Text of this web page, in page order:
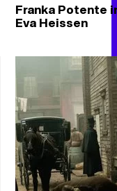
Franka Potente
Eva Heissen